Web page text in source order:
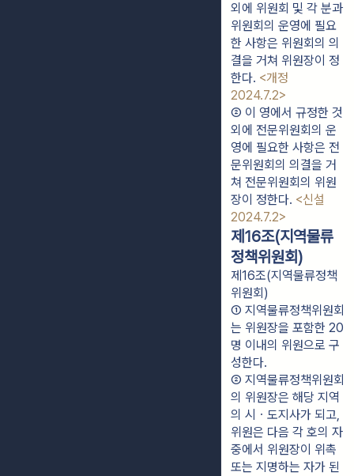
외에 위원회 및 각 분과
위원회의 운영에 필요
한 사항은 위원회의 의
결을 거쳐 위원장이 정
한다. <개정
2024.7.2>
② 이 영에서 규정한 것
외에 전문위원회의 운
영에 필요한 사항은 전
문위원회의 의결을 거
쳐 전문위원회의 위원
장이 정한다. <신설
2024.7.2>
제16조(지역물류
정책위원회)
제16조(지역물류정책
위원회)
① 지역물류정책위원회
는 위원장을 포함한 20
명 이내의 위원으로 구
성한다.
② 지역물류정책위원회
의 위원장은 해당 지역
의 시ㆍ도지사가 되고,
위원은 다음 각 호의 자
중에서 위원장이 위촉
또는 지명하는 자가 된